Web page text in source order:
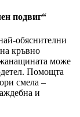
подвиг“
обяснителни
кръвно
може
Помощта
смела –
и